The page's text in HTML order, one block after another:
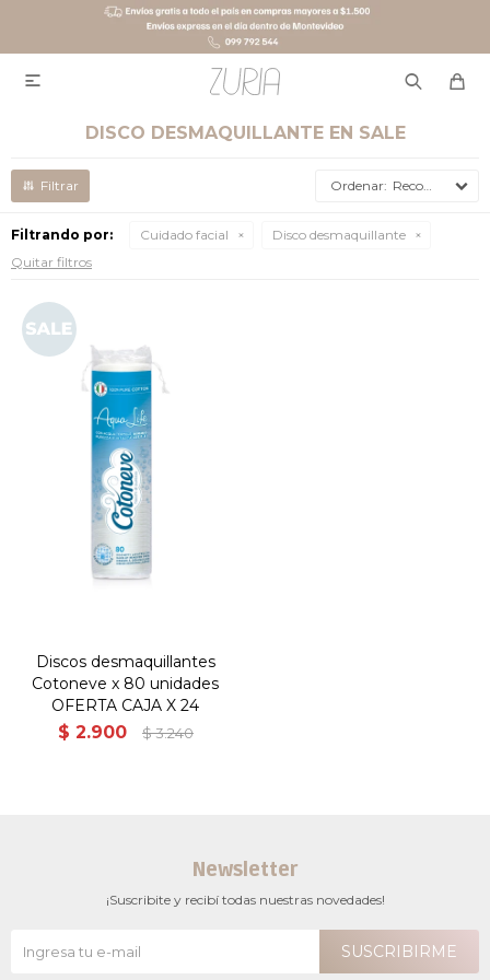

DISCO DESMAQUILLANTE EN SALE
Recomendados
Filtrando por: Cuidado facial
Disco desmaquillante
Quitar filtros
Discos desmaquillantes
Cotoneve x 80 unidades
OFERTA CAJA X 24
$ 2.900 $ 3.240
Newsletter
¡Suscribite y recibí todas nuestras novedades!
SUSCRIBIRME